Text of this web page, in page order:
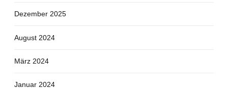
Dezember 2025
August 2024
März 2024
Januar 2024